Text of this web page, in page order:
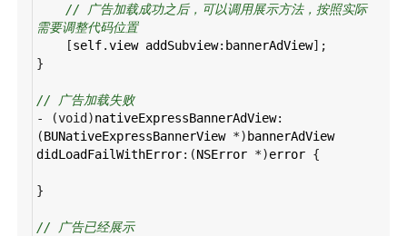
// 广告加载成功之后，可以调用展示方法，按照实际
需要调整代码位置
[self.view addSubview: bannerAdView];
}
// 广告加载失败
-
(void )nativeExpressBannerAdView:
(BUNativeExpressBannerView *) bannerAdView
didLoadFailWithError:(NSError *)error {
}
// 广告已经展示